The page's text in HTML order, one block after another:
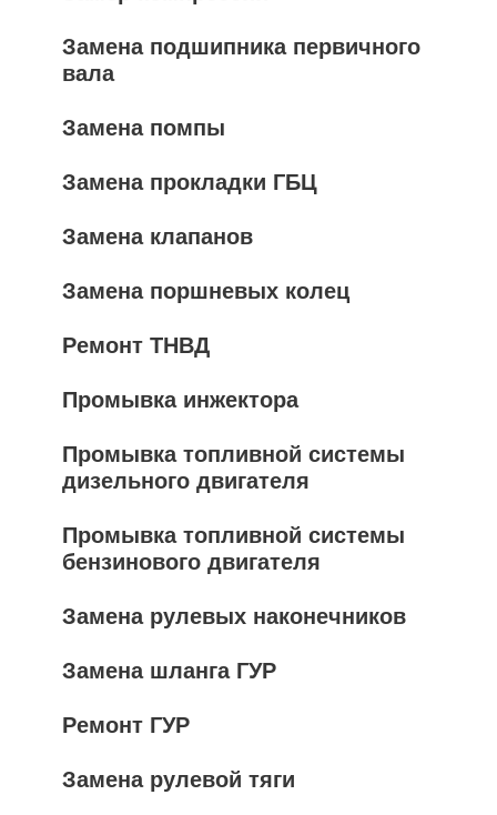
Замена подшипника первичного
вала
Замена помпы
Замена прокладки ГБЦ
Замена клапанов
Замена поршневых колец
Ремонт ТНВД
Промывка инжектора
Промывка топливной системы
дизельного двигателя
Промывка топливной системы
бензинового двигателя
Замена рулевых наконечников
Замена шланга ГУР
Ремонт ГУР
Замена рулевой тяги